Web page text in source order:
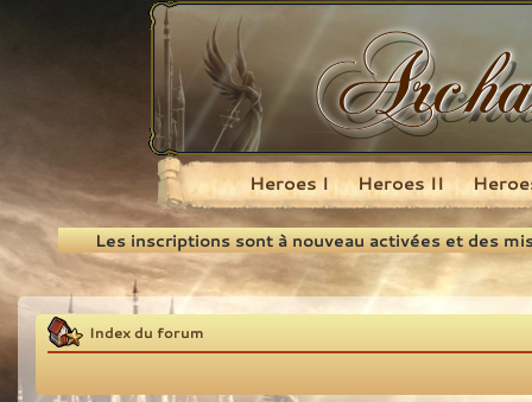
Recherche
Heroes I Heroes II
Les inscriptions sont à nouveau activées et des
Index du forum